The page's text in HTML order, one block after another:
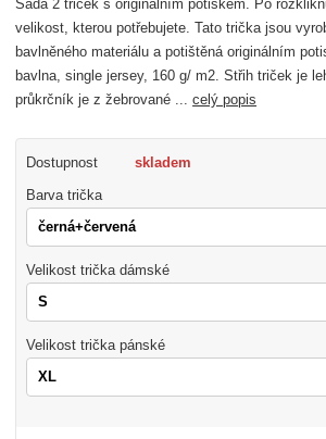
Sada 2 triček s originálním potiskem. Po
velikost, kterou potřebujete. Tato trička jsou
bavlněného materiálu a potištěná originálním
bavlna, single jersey, 160 g/ m2. Střih triček je
průkrčník je z žebrované ...celý popis
Dostupnost skladem
Barva trička
Velikost trička dámské
Velikost trička pánské